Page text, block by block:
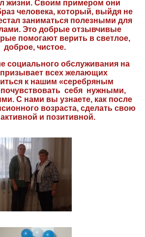
жизни. Своим примером они
человека, который, выйдя не
заниматься полезными для
Это добрые отзывчивые
помогают верить в светлое,
доброе, чистое.
социального обслуживания на
всех желающих
к нашим «серебряным
себя нужными,
С нами вы узнаете, как после
возраста, сделать свою
и позитивной.